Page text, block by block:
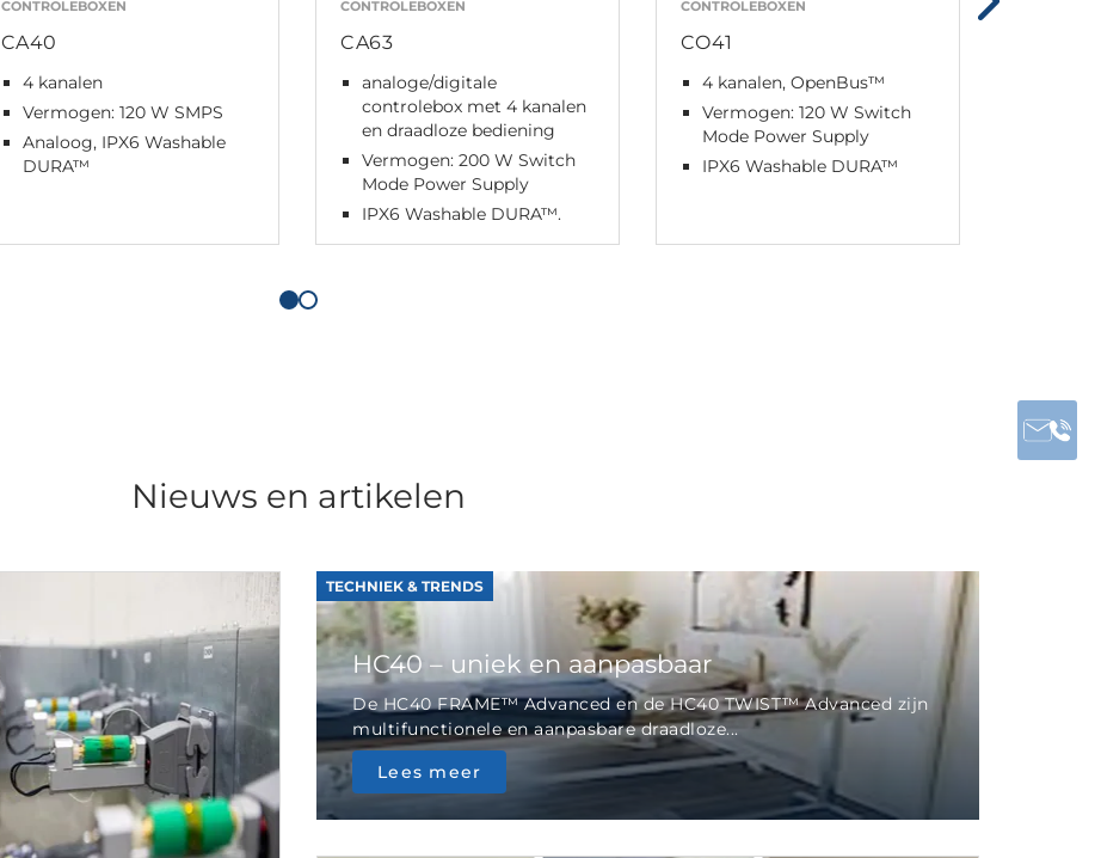
CONTROLEBOXEN
CA40
4 kanalen
Vermogen: 120 W SMPS
Analoog, IPX6 Washable
DURA™
CONTROLEBOXEN
CA63
analoge/digitale
controlebox met 4 kanalen
en draadloze bediening
Vermogen: 200 W Switch
Mode Power Supply
IPX6 Washable DURA™.
CONTROLEBOXEN
CO41
4 kanalen, OpenBus™
Vermogen: 120 W Switch
Mode Power Supply
IPX6 Washable DURA™
Nieuws en artikelen
TECHNIEK & TRENDS
HC40 – uniek en aanpasbaar
De HC40 FRAME™ Advanced en de HC40 TWIST™ Advanced zijn
multifunctionele en aanpasbare draadloze...
Lees meer